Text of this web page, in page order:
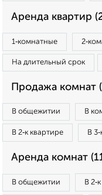
Аренда квартир
1‑комнатные
На длительный срок
Продажа комнат
В общежитии В
В 2‑к квартире В
Аренда комнат
В общежитии В